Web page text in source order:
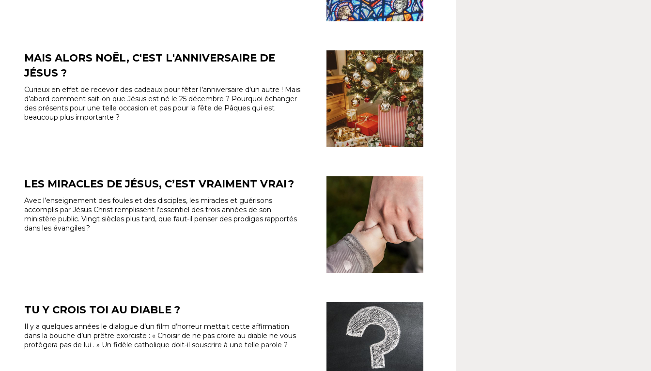
MAIS ALORS NOËL, C'EST L'ANNIVERSAIRE DE
JÉSUS ?
Curieux en effet de recevoir des cadeaux pour fêter l’anniversaire d’un autre ! Mais
d’abord comment sait-on que Jésus est né le 25 décembre ? Pourquoi échanger
des présents pour une telle occasion et pas pour la fête de Pâques qui est
beaucoup plus importante ?
LES MIRACLES DE JÉSUS, C’EST VRAIMENT VRAI ?
Avec l’enseignement des foules et des disciples, les miracles et guérisons
accomplis par Jésus Christ remplissent l’essentiel des trois années de son
ministère public. Vingt siècles plus tard, que faut-il penser des prodiges rapportés
dans les évangiles ?
TU Y CROIS TOI AU DIABLE ?
Il y a quelques années le dialogue d’un film d’horreur mettait cette affirmation
dans la bouche d’un prêtre exorciste : « Choisir de ne pas croire au diable ne vous
protègera pas de lui . » Un fidèle catholique doit-il souscrire à une telle parole ?